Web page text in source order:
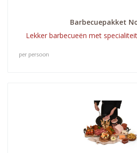
Barbecuepakket
Lekker
per persoon